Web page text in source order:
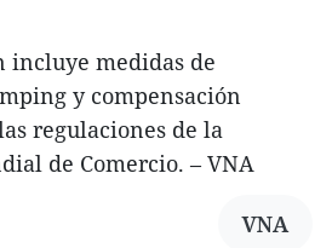
incluye medidas de
y compensación
regulaciones de la
de Comercio. – VNA
VNA